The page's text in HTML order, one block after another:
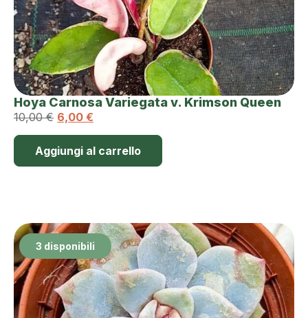
Hoya Carnosa Variegata v. Krimson Queen
10,00€ 6,00 €
Aggiungi al carrello
3 disponibili